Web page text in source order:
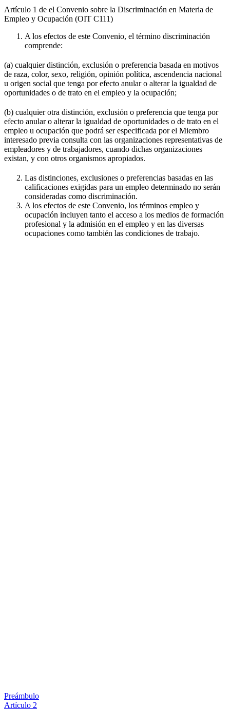
Artículo 1 de el Convenio sobre la Discriminación en Materia de
Empleo y Ocupación (OIT C111)
A los efectos de este Convenio, el término discriminación
comprende:
(a) cualquier distinción, exclusión o preferencia basada en motivos
de raza, color, sexo, religión, opinión política, ascendencia nacional
u origen social que tenga por efecto anular o alterar la igualdad de
oportunidades o de trato en el empleo y la ocupación;
(b) cualquier otra distinción, exclusión o preferencia que tenga por
efecto anular o alterar la igualdad de oportunidades o de trato en el
empleo u ocupación que podrá ser especificada por el Miembro
interesado previa consulta con las organizaciones representativas de
empleadores y de trabajadores, cuando dichas organizaciones
existan, y con otros organismos apropiados.
Las distinciones, exclusiones o preferencias basadas en las
calificaciones exigidas para un empleo determinado no serán
consideradas como discriminación.
A los efectos de este Convenio, los términos empleo y
ocupación incluyen tanto el acceso a los medios de formación
profesional y la admisión en el empleo y en las diversas
ocupaciones como también las condiciones de trabajo.
Preámbulo
Artículo 2